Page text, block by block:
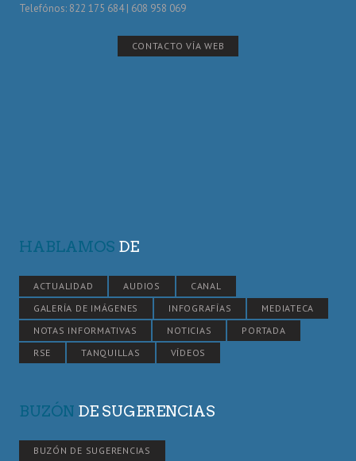
Telefónos: 822 175 684 | 608 958 069
CONTACTO VÍA WEB
HABLAMOS DE
ACTUALIDAD AUDIOS
CANAL
GALERÍA DE IMÁGENES
INFOGRAFÍAS
MEDIATECA
NOTAS INFORMATIVAS
NOTICIAS
PORTADA
RSE
TANQUILLAS VÍDEOS
BUZÓN DE SUGERENCIAS
BUZÓN DE SUGERENCIAS